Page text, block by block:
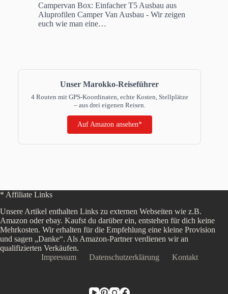
Campervan Box: Einfacher T5 Ausbau aus
Aluprofilen Camper Van Ausbau - Wir zeigen
euch wie man eine…
Unser Marokko-Reiseführer
4 Routen mit GPS-Koordinaten, echte Kosten, Stellplätze
– aus drei eigenen Reisen.
Auf Amazon ansehen*
* Affiliate Links
Unsere Artikel enthalten Links zu externen Webseiten wie z.B.
Amazon oder ebay. Kaufst du darüber ein, entstehen für dich keine
Mehrkosten. Wir erhalten für die Empfehlung eine kleine Provision
und sagen „Danke“. Als Amazon-Partner verdienen wir an
qualifizierten Verkäufen.
Impressum
Datenschutzerklärung Kontakt